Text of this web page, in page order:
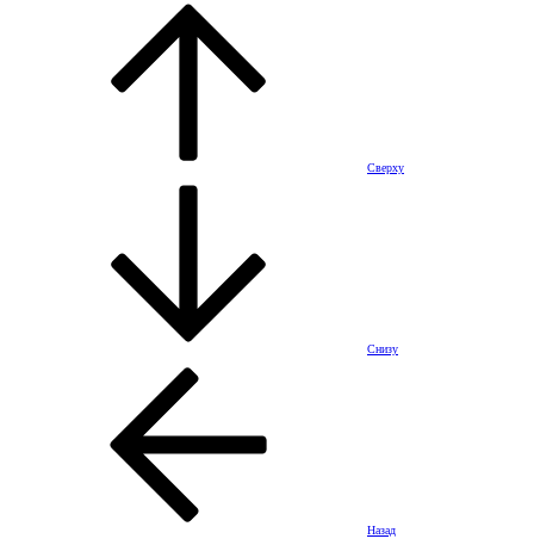
Сверху
Снизу
Назад